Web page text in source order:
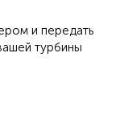
и передать
турбины